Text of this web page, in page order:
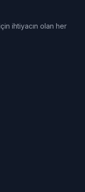
ihtiyacın olan her